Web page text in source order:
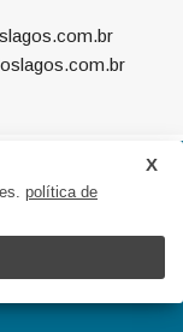
Variedades
política de